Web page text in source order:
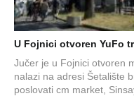
U Fojnici otvoren YuFo
Jučer je u Fojnici otvoren
nalazi na adresi Šetalište
poslovati cm market,